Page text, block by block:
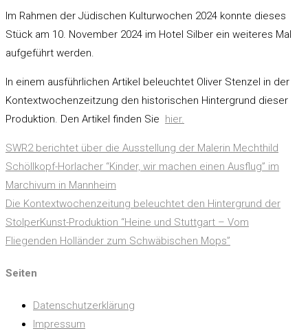
Im Rahmen der Jüdischen Kulturwochen 2024 konnte dieses
Stück am 10. November 2024 im Hotel Silber ein weiteres Mal
aufgeführt werden.
In einem ausführlichen Artikel beleuchtet Oliver Stenzel in der
Kontextwochenzeitzung den historischen Hintergrund dieser
Produktion. Den Artikel finden Sie
hier.
Beitragsnavigation
SWR2 berichtet über die Ausstellung der Malerin Mechthild
Schöllkopf-Horlacher “Kinder, wir machen einen Ausflug” im
Marchivum in Mannheim
Die Kontextwochenzeitung beleuchtet den Hintergrund der
StolperKunst-Produktion “Heine und Stuttgart – Vom
Fliegenden Holländer zum Schwäbischen Mops”
Seiten
Datenschutzerklärung
Impressum